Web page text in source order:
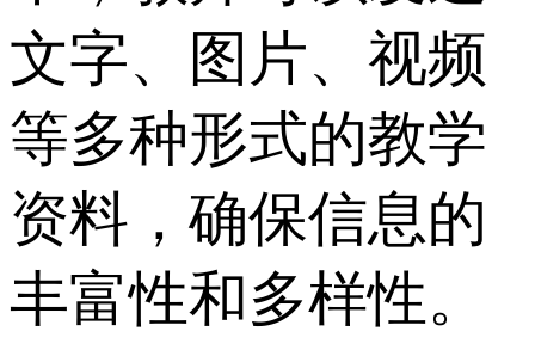
文字、图片、视频
等多种形式的教学
资料，确保信息的
丰富性和多样性。